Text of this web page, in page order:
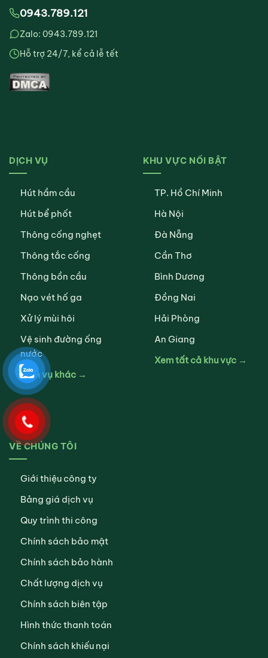
0943.789.121
Zalo: 0943.789.121
Hỗ trợ 24/7, kể cả lễ tết
DỊCH VỤ
Hút hầm cầu
Hút bể phốt
Thông cống nghẹt
Thông tắc cống
Thông bồn cầu
Nạo vét hố ga
Xử lý mùi hôi
Vệ sinh đường ống
nước
Dịch vụ khác →
KHU VỰC NỔI BẬT
TP. Hồ Chí Minh
Hà Nội
Đà Nẵng
Cần Thơ
Bình Dương
Đồng Nai
Hải Phòng
An Giang
Xem tất cả khu vực →
VỀ CHÚNG TÔI
Giới thiệu công ty
Bảng giá dịch vụ
Quy trình thi công
Chính sách bảo mật
Chính sách bảo hành
Chất lượng dịch vụ
Chính sách biên tập
Hình thức thanh toán
Chính sách khiếu nại